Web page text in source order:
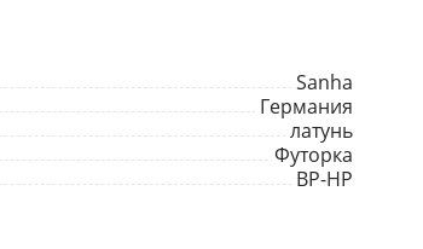
Sanha
Германия
латунь
Футорка
ВР-НР